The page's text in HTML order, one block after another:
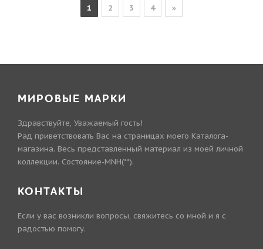
1 2 3 4 »
МИРОВЫЕ МАРКИ
Здравствуйте, Уважаемый гость!
Рад приветствовать Вас на страницах моего Каталога-
магазина. Весь представленный материал из моей личной
коллекции. Состояние-MNH(**).
КОНТАКТЫ
Если у вас возникли вопросы, свяжитесь со мной и я с
радостью помогу.